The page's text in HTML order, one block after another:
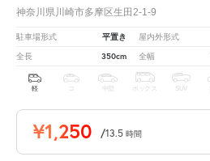
神奈川県川崎市多摩区生田2-1-9
駐車場形式 平置き 屋内外形式
全長 350cm 全幅
軽 中型 ボックス SUV
¥1,250 /13.5 時間